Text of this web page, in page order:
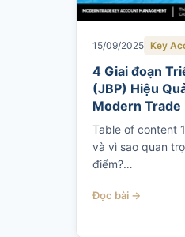
15/09/2025 Key
4 Giai đoạn
(JBP) Hiệu
Modern Trade
Table of content
và vì sao quan
điểm?…
Đọc bài →